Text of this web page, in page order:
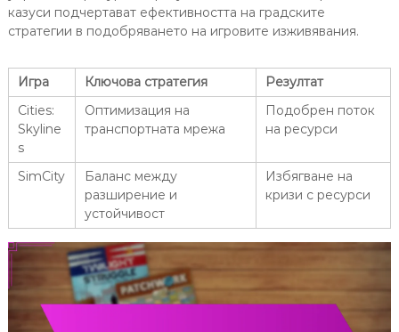
казуси подчертават ефективността на градските
стратегии в подобряването на игровите изживявания.
Игра Ключова стратегия
Резултат
Cities:
Skyline
s
Оптимизация на
транспортната мрежа
Подобрен поток
на ресурси
SimCity
Баланс между
разширение и
устойчивост
Избягване на
кризи с ресурси